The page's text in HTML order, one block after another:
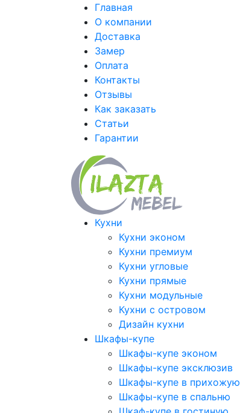
Главная
О компании
Доставка
Замер
Оплата
Контакты
Отзывы
Как заказать
Статьи
Гарантии
Кухни
Кухни эконом
Кухни премиум
Кухни угловые
Кухни прямые
Кухни модульные
Кухни с островом
Дизайн кухни
Шкафы-купе
Шкафы-купе эконом
Шкафы-купе эксклюзив
Шкафы-купе в прихожую
Шкафы-купе в спальню